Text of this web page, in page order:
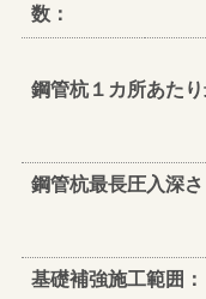
数：
鋼管杭１カ所あた
鋼管杭最長圧入深さ
基礎補強施工範囲：